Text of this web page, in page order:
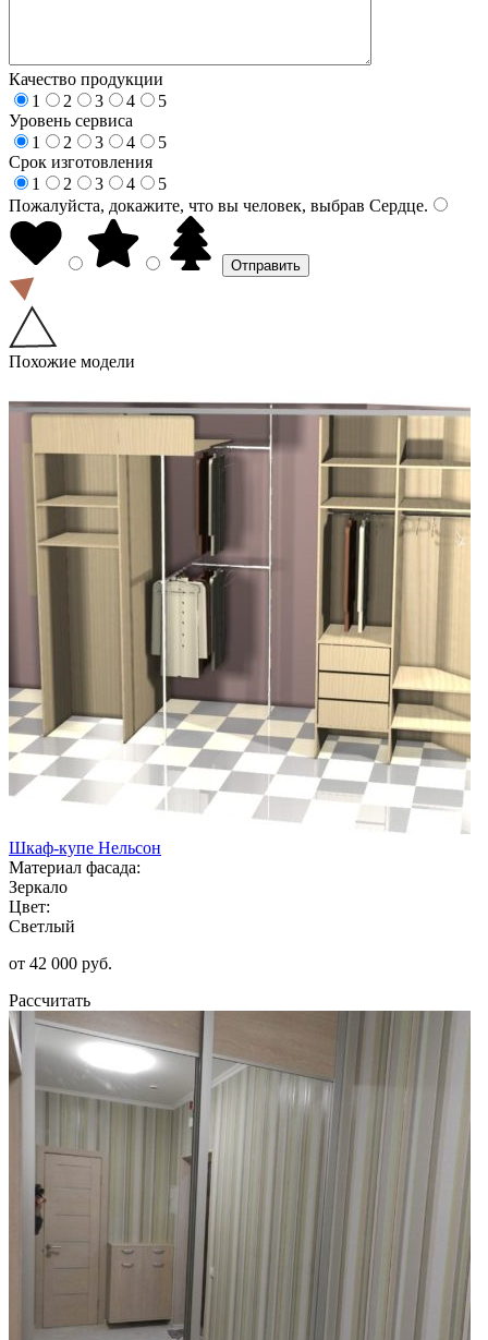
Качество продукции
1
2 3 4
5
Уровень сервиса
1
2 3 4
5
Срок изготовления
1
2 3 4
5
Пожалуйста, докажите, что вы человек, выбрав Сердце.
Похожие модели
Шкаф-купе Нельсон
Материал фасада:
Зеркало
Цвет:
Светлый
от 42 000 руб.
Рассчитать